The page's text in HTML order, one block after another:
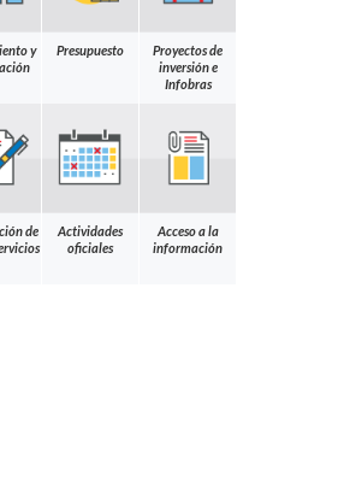
y
Presupuesto
Proyectos de
inversión e
Infobras
de
Actividades
oficiales
Acceso a la
información